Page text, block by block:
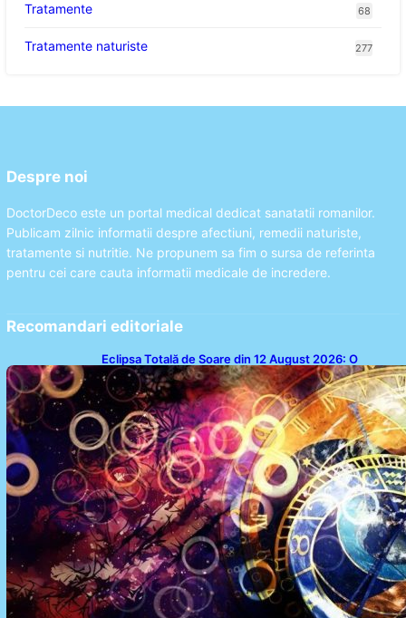
Tratamente 68
Tratamente naturiste 277
Despre noi
DoctorDeco este un portal medical dedicat sanatatii romanilor.
Publicam zilnic informatii despre afectiuni, remedii naturiste,
tratamente si nutritie. Ne propunem sa fim o sursa de referinta
pentru cei care cauta informatii medicale de incredere.
Recomandari editoriale
Eclipsa Totală de Soare din 12 August 2026: O
Analiză a Impactului asupra Trei Zodii și a Ciclului de
18 Ani